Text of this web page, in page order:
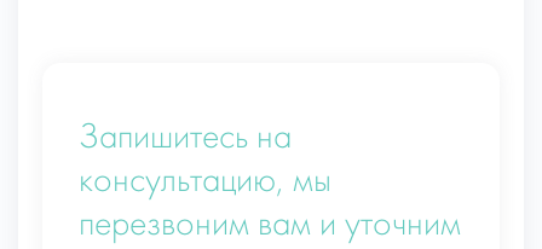
Запишитесь на
консультацию, мы
перезвоним вам и уточним